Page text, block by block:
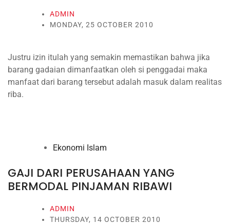
ADMIN
MONDAY, 25 OCTOBER 2010
Justru izin itulah yang semakin memastikan bahwa jika
barang gadaian dimanfaatkan oleh si penggadai maka
manfaat dari barang tersebut adalah masuk dalam realitas
riba.
Ekonomi Islam
GAJI DARI PERUSAHAAN YANG
BERMODAL PINJAMAN RIBAWI
ADMIN
THURSDAY, 14 OCTOBER 2010